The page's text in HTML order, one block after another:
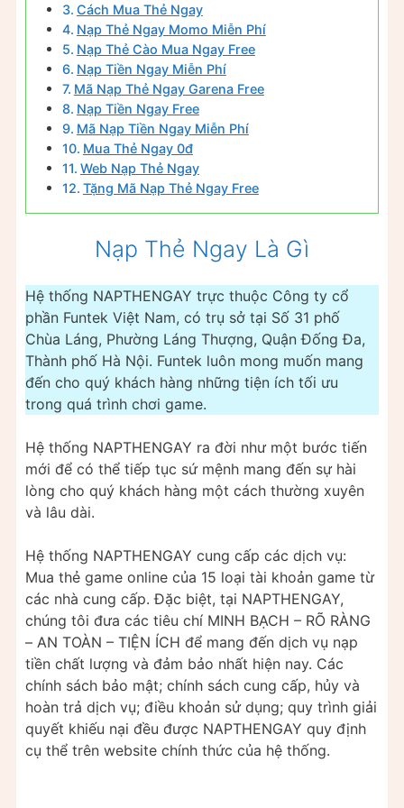
Cách Mua Thẻ Ngay
Nạp Thẻ Ngay Momo Miễn Phí
Nạp Thẻ Cào Mua Ngay Free
Nạp Tiền Ngay Miễn Phí
Mã Nạp Thẻ Ngay Garena Free
Nạp Tiền Ngay Free
Mã Nạp Tiền Ngay Miễn Phí
Mua Thẻ Ngay 0đ
Web Nạp Thẻ Ngay
Tặng Mã Nạp Thẻ Ngay Free
Nạp Thẻ Ngay Là Gì
Hệ thống NAPTHENGAY trực thuộc Công ty cổ
phần Funtek Việt Nam​, có trụ sở tại Số 31 phố
Chùa Láng, Phường Láng Thượng, Quận Đống Đa,
Thành phố Hà Nội. Funtek luôn mong muốn mang
đến cho quý khách hàng những tiện ích tối ưu
trong quá trình chơi game.
Hệ thống NAPTHENGAY ra đời như một bước tiến
mới để có thể tiếp tục sứ mệnh mang đến sự hài
lòng cho quý khách hàng một cách thường xuyên
và lâu dài.
Hệ thống NAPTHENGAY cung cấp các dịch vụ:
Mua thẻ game online của 15 loại tài khoản game từ
các nhà cung cấp. Đặc biệt, tại NAPTHENGAY,
chúng tôi đưa các tiêu chí MINH BẠCH – RÕ RÀNG
– AN TOÀN – TIỆN ÍCH để mang đến dịch vụ nạp
tiền chất lượng và đảm bảo nhất hiện nay. Các
chính sách bảo mật; chính sách cung cấp, hủy và
hoàn trả dịch vụ; điều khoản sử dụng; quy trình giải
quyết khiếu nại đều được NAPTHENGAY quy định
cụ thể trên website chính thức của hệ thống.